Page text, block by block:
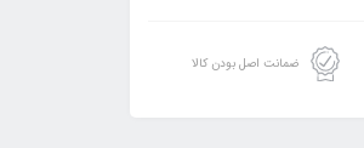
ضمانت اصل بودن کالا